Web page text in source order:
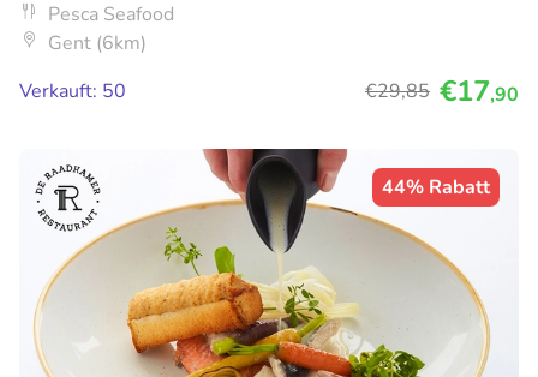
Pesca Seafood
Gent (6km)
Verkauft: 50
€29,85 €17,90
44% Rabatt